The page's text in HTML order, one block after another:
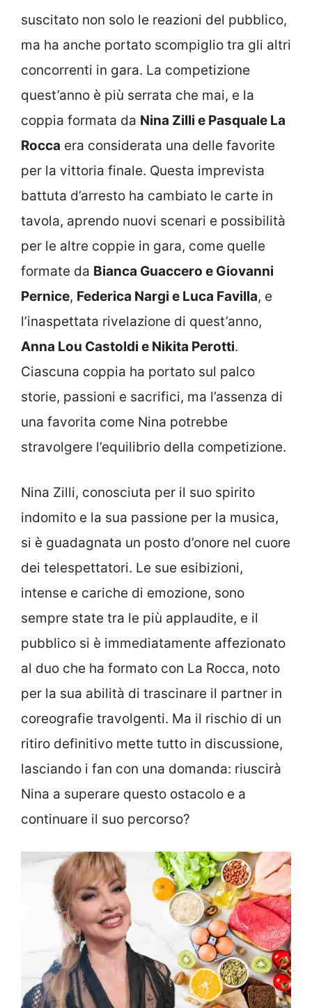
suscitato non solo le reazioni del pubblico,
ma ha anche portato scompiglio tra gli altri
concorrenti in gara. La competizione
quest’anno è più serrata che mai, e la
coppia formata da Nina Zilli e Pasquale La
Rocca era considerata una delle favorite
per la vittoria finale. Questa imprevista
battuta d’arresto ha cambiato le carte in
tavola, aprendo nuovi scenari e possibilità
per le altre coppie in gara, come quelle
formate da Bianca Guaccero e Giovanni
Pernice, Federica Nargi e Luca Favilla, e
l’inaspettata rivelazione di quest’anno,
Anna Lou Castoldi e Nikita Perotti.
Ciascuna coppia ha portato sul palco
storie, passioni e sacrifici, ma l’assenza di
una favorita come Nina potrebbe
stravolgere l’equilibrio della competizione.
Nina Zilli, conosciuta per il suo spirito
indomito e la sua passione per la musica,
si è guadagnata un posto d’onore nel cuore
dei telespettatori. Le sue esibizioni,
intense e cariche di emozione, sono
sempre state tra le più applaudite, e il
pubblico si è immediatamente affezionato
al duo che ha formato con La Rocca, noto
per la sua abilità di trascinare il partner in
coreografie travolgenti. Ma il rischio di un
ritiro definitivo mette tutto in discussione,
lasciando i fan con una domanda: riuscirà
Nina a superare questo ostacolo e a
continuare il suo percorso?